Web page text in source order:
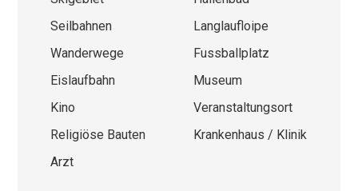
Seilbahnen
Langlaufloipe
Wanderwege
Fussballplatz
Eislaufbahn
Museum
Kino
Veranstaltungsort
Religiöse Bauten
Krankenhaus / Klinik
Arzt